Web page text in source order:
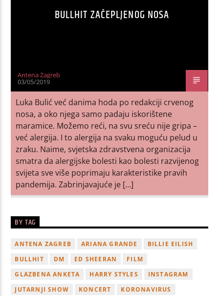
BULLHIT ZAČEPLJENOG NOSA
Antena Zagreb
03/05/2019
Luka Bulić već danima hoda po redakciji crvenog
nosa, a oko njega samo padaju iskorištene
maramice. Možemo reći, na svu sreću nije gripa –
već alergija. I to alergija na svaku moguću pelud u
zraku. Naime, svjetska zdravstvena organizacija
smatra da alergijske bolesti kao bolesti razvijenog
svijeta sve više poprimaju karakteristike pravih
pandemija. Zabrinjavajuće je […]
BY TAG
ANTENA ZAGREB ARIANA GRANDE
BILLIE EILISH
BULLHIT
DM ED SHEERAN
FILM
GLAZBENA ANKETA
HARRY STYLES
INSTAGRAM
JUTARNJI SHOW
KONCERT
KORONAVIRUS